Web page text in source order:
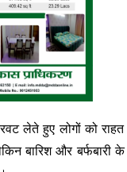
लेते हुए लोगों को
बारिश और